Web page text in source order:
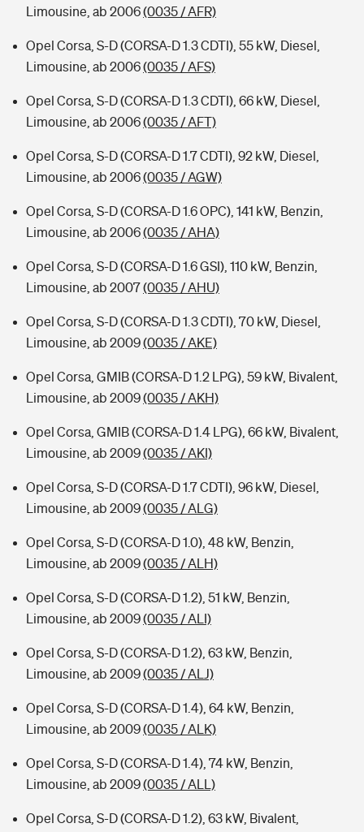
Limousine, ab 2006(0035 / AFR)
Opel Corsa, S-D (CORSA-D 1.3 CDTI), 55 kW, Diesel,
Limousine, ab 2006(0035 / AFS)
Opel Corsa, S-D (CORSA-D 1.3 CDTI), 66 kW, Diesel,
Limousine, ab 2006(0035 / AFT)
Opel Corsa, S-D (CORSA-D 1.7 CDTI), 92 kW, Diesel,
Limousine, ab 2006(0035 / AGW)
Opel Corsa, S-D (CORSA-D 1.6 OPC), 141 kW, Benzin,
Limousine, ab 2006(0035 / AHA)
Opel Corsa, S-D (CORSA-D 1.6 GSI), 110 kW, Benzin,
Limousine, ab 2007(0035 / AHU)
Opel Corsa, S-D (CORSA-D 1.3 CDTI), 70 kW, Diesel,
Limousine, ab 2009(0035 / AKE)
Opel Corsa, GMIB (CORSA-D 1.2 LPG), 59 kW, Bivalent,
Limousine, ab 2009(0035 / AKH)
Opel Corsa, GMIB (CORSA-D 1.4 LPG), 66 kW, Bivalent,
Limousine, ab 2009(0035 / AKI)
Opel Corsa, S-D (CORSA-D 1.7 CDTI), 96 kW, Diesel,
Limousine, ab 2009(0035 / ALG)
Opel Corsa, S-D (CORSA-D 1.0), 48 kW, Benzin,
Limousine, ab 2009(0035 / ALH)
Opel Corsa, S-D (CORSA-D 1.2), 51 kW, Benzin,
Limousine, ab 2009(0035 / ALI)
Opel Corsa, S-D (CORSA-D 1.2), 63 kW, Benzin,
Limousine, ab 2009(0035 / ALJ)
Opel Corsa, S-D (CORSA-D 1.4), 64 kW, Benzin,
Limousine, ab 2009(0035 / ALK)
Opel Corsa, S-D (CORSA-D 1.4), 74 kW, Benzin,
Limousine, ab 2009(0035 / ALL)
Opel Corsa, S-D (CORSA-D 1.2), 63 kW, Bivalent,